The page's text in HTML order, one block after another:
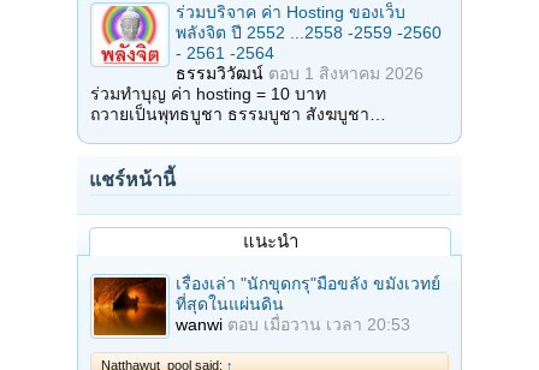
ร่วมบริจาค ค่า Hosting ของเว็บ
พลังจิต ปี 2552 ...2558 -2559 -2560
- 2561 -2564
ธรรมวิวัฒน์ ตอบ 1 สิงหาคม 2026
ร่วมทำบุญ ค่า hosting = 10 บาท
ถวายเป็นพุทธบูชา ธรรมบูชา สังฆบูชา…
แชร์หน้านี้
แนะนำ
เรื่องเล่า "นักขุดกรุ"มือขลัง ขมังเวทย์
ที่สุดในแผ่นดิน
wanwi ตอบ เมื่อวาน เวลา 20:53
Natthawut_pool said: ↑